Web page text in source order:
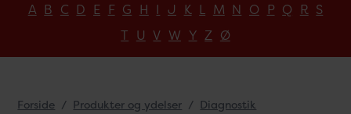
A B C D E F G H I J K L M N O P Q R S
T U V W Y Z Ø
Forside Produkter og ydelser
Diagnostik